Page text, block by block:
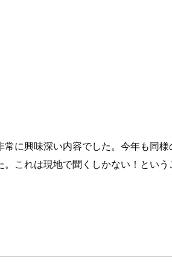
に興味深い内容でした。今年も同
これは現地で聞くしかない！という